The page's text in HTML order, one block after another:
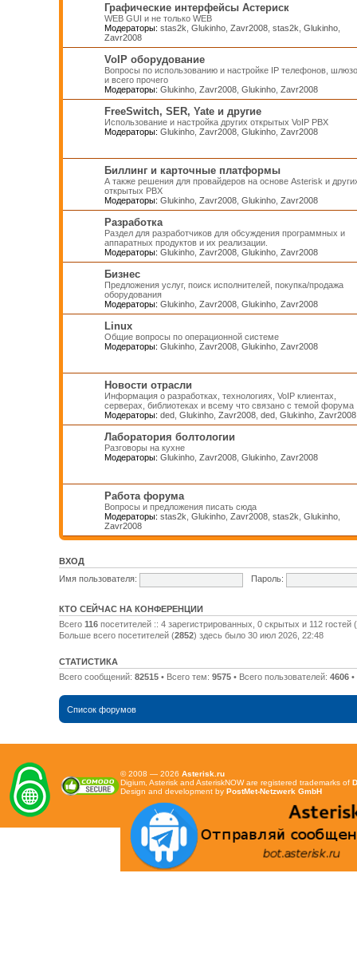
Графические интерфейсы Астериск
WEB GUI и не только WEB
Модераторы: stas2k Glukinho, Zavr2008, stas2k Glukinho,
Zavr2008
VoIP оборудование
Вопросы по использованию и настройке IP телефонов,
и всего прочего
Модераторы: Glukinho, Zavr2008, Glukinho, Zavr2008
FreeSwitch, SER, Yate и другие
Использование и настройка других открытых VoIP PBX
Модераторы: Glukinho, Zavr2008, Glukinho, Zavr2008
Биллинг и карточные платформы
А также решения для провайдеров на основе Asterisk и
открытых PBX
Модераторы: Glukinho, Zavr2008, Glukinho, Zavr2008
Разработка
Раздел для разработчиков для обсуждения программных и
аппаратных продуктов и их реализации.
Модераторы: Glukinho, Zavr2008, Glukinho, Zavr2008
Бизнес
Предложения услуг, поиск исполнителей, покупка/продажа
оборудования
Модераторы: Glukinho, Zavr2008, Glukinho, Zavr2008
Linux
Общие вопросы по операционной системе
Модераторы: Glukinho, Zavr2008, Glukinho, Zavr2008
Новости отрасли
Информация о разработках, технологиях, VoIP клиентах,
серверах, библиотеках и всему что связано с темой форума
Модераторы: ded, Glukinho, Zavr2008, ded, Glukinho, Zavr2008
Лаборатория болтологии
Разговоры на кухне
Модераторы: Glukinho, Zavr2008, Glukinho, Zavr2008
Работа форума
Вопросы и предложения писать сюда
Модераторы: stas2k Glukinho, Zavr2008, stas2k Glukinho,
Zavr2008
ВХОД
Имя пользователя:
Пароль:
КТО СЕЙЧАС НА КОНФЕРЕНЦИИ
Всего 116посетителей :: 4 зарегистрированных, 0 скрытых и 112
Больше всего посетителей (2852) здесь было 30 июл 2026, 22:48
СТАТИСТИКА
Всего сообщений: 82515• Всего тем: 9575• Всего пользователей: 4606•
Список форумов
© 2008 — 2026 Asterisk.ru
Digium, Asterisk and AsteriskNOW are registered trademarks of
Design and development by PostMet-Netzwerk GmbH